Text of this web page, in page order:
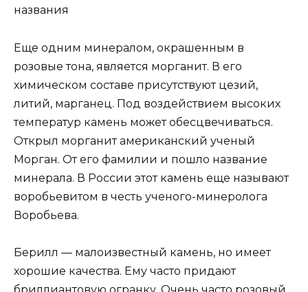
Еще одним минералом, окрашенным в
розовые тона, является морганит. В его
химическом составе присутствуют цезий,
литий, марганец. Под воздействием высоких
температур камень может обесцвечиваться.
Открыл морганит американский ученый
Морган. От его фамилии и пошло название
минерала. В России этот камень еще называют
воробьевитом в честь ученого-минеролога
Воробьева.
Берилл — малоизвестный камень, но имеет
хорошие качества. Ему часто придают